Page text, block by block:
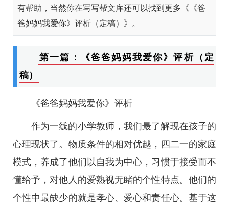
有帮助，当然你在写写帮文库还可以找到更多《《爸
爸妈妈我爱你》评析（定稿）》。
第一篇：《爸爸妈妈我爱你》评析（定
稿）
《爸爸妈妈我爱你》评析
作为一线的小学教师，我们最了解现在孩子的
心理现状了。物质条件的相对优越，四二一的家庭
模式，养成了他们以自我为中心，习惯于接受而不
懂给予，对他人的爱熟视无睹的个性特点。他们的
个性中最缺少的就是孝心、爱心和责任心。基于这